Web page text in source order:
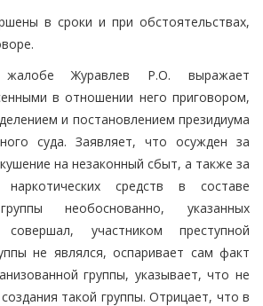
в сроки и при обстоятельствах,
жалобе Журавлев Р.О. выражает
в отношении него приговором,
и постановлением президиума
суда. Заявляет, что осужден за
на незаконный сбыт, а также за
средств в составе
необоснованно, указанных
участником преступной
не являлся, оспаривает сам факт
группы, указывает, что не
такой группы. Отрицает, что в